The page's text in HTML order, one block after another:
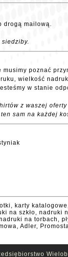
drogą mailową.
poznać
wielkość
w stanie
z waszej
sam na każdej
karty
na szkło, nadruki
na torbach,
Adler,